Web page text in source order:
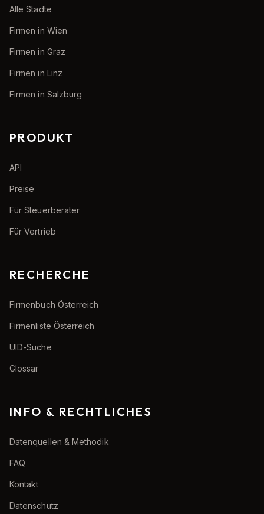
Alle Städte
Firmen in Wien
Firmen in Graz
Firmen in Linz
Firmen in Salzburg
PRODUKT
API
Preise
Für Steuerberater
Für Vertrieb
RECHERCHE
Firmenbuch Österreich
Firmenliste Österreich
UID-Suche
Glossar
INFO & RECHTLICHES
Datenquellen & Methodik
FAQ
Kontakt
Datenschutz